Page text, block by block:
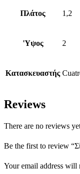
Πλάτος 1,2
'Υψος 2
Κατασκευαστής
Reviews
There are no reviews
Be the first to review
Your email address will